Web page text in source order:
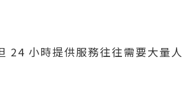
24 小時提供服務往往需要大量